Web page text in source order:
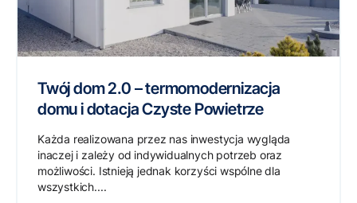
Twój dom 2.0 – termomodernizacja
domu i dotacja Czyste Powietrze
Każda realizowana przez nas inwestycja wygląda
inaczej i zależy od indywidualnych potrzeb oraz
możliwości. Istnieją jednak korzyści wspólne dla
wszystkich....